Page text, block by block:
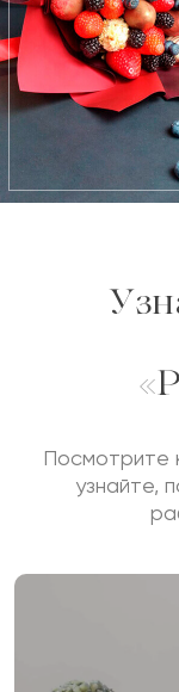
Посмотрите
узнайте,